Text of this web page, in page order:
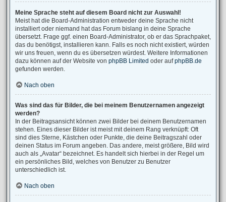
Meine Sprache steht auf diesem Board nicht zur Auswahl!
Meist hat die Board-Administration entweder deine Sprache nicht
installiert oder niemand hat das Forum bislang in deine Sprache
übersetzt. Frage ggf. einen Board-Administrator, ob er das Sprachpaket,
das du benötigst, installieren kann. Falls es noch nicht existiert, würden
wir uns freuen, wenn du es übersetzen würdest. Weitere Informationen
dazu können auf der Website von phpBB Limited oder aufphpBB.de
gefunden werden.
Nach oben
Was sind das für Bilder, die bei meinem Benutzernamen angezeigt
werden?
In der Beitragsansicht können zwei Bilder bei deinem Benutzernamen
stehen. Eines dieser Bilder ist meist mit deinem Rang verknüpft: Oft
sind dies Sterne, Kästchen oder Punkte, die deine Beitragszahl oder
deinen Status im Forum angeben. Das andere, meist größere, Bild wird
auch als „Avatar“ bezeichnet. Es handelt sich hierbei in der Regel um
ein persönliches Bild, welches von Benutzer zu Benutzer
unterschiedlich ist.
Nach oben